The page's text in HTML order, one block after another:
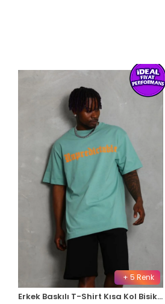
+ 5 Renk
Erkek Baskılı T-Shirt Kısa Kol Bisiklet Yaka Regular Fit Tişört - Mint Yeşili